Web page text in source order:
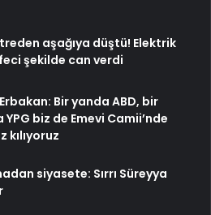
aşağıya düştü! Elektrik
şekilde can verdi
Bir yanda ABD, bir
biz de Emevi Camii’nde
kılıyoruz
siyasete: Sırrı Süreyya